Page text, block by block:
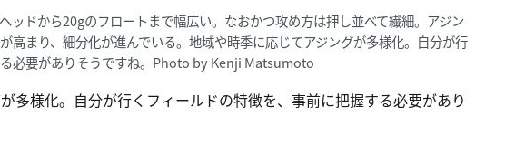
ッドから20gのフロートまで幅広い。なおかつ攻め方は押し並べて繊細。アジン
高まり、細分化が進んでいる。地域や時季に応じてアジングが多様化。自分が行
必要がありそうですね。Photo by Kenji Matsumoto
様化。自分が行くフィールドの特徴を、事前に把握する必要があり